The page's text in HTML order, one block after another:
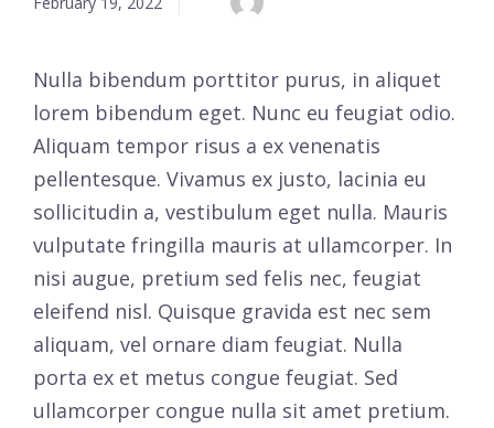
Nulla bibendum porttitor purus, in aliquet
lorem bibendum eget. Nunc eu feugiat odio.
Aliquam tempor risus a ex venenatis
pellentesque. Vivamus ex justo, lacinia eu
sollicitudin a, vestibulum eget nulla. Mauris
vulputate fringilla mauris at ullamcorper. In
nisi augue, pretium sed felis nec, feugiat
eleifend nisl. Quisque gravida est nec sem
aliquam, vel ornare diam feugiat. Nulla
porta ex et metus congue feugiat. Sed
ullamcorper congue nulla sit amet pretium.